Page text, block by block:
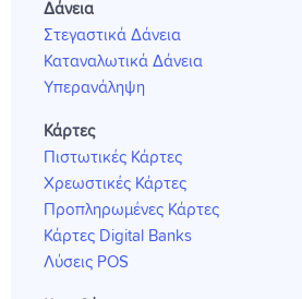
Δάνεια
Στεγαστικά Δάνεια
Καταναλωτικά Δάνεια
Υπερανάληψη
Κάρτες
Πιστωτικές Κάρτες
Χρεωστικές Κάρτες
Προπληρωμένες Κάρτες
Κάρτες Digital Banks
Λύσεις POS